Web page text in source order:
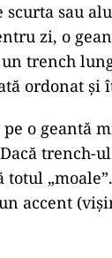
scurta sau
zi, o
trench
ordonat și
pe o geantă
trench-
totul
accent